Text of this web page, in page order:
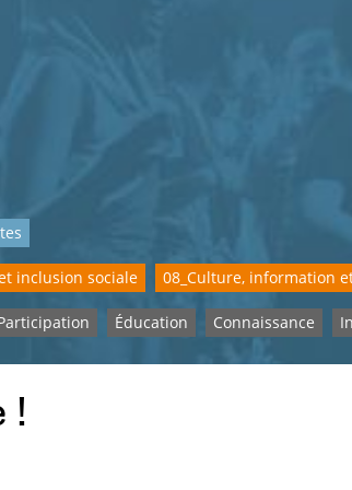
inclusion sociale 08_Culture, information
Éducation Connaissance
!